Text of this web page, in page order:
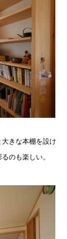
きな本棚を設け
のも楽しい。